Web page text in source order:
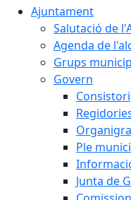
Ajuntament
Salutació de
Agenda de
Grups
Govern
Consistori
Ple
Junta de